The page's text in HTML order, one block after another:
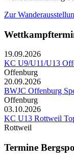
Zur
19.09.2026
KC U9/U11/U13
Offenburg
20.09.2026
BWJC Offenburg
Offenburg
03.10.2026
KC U13 Rottweil
Rottweil
Termine